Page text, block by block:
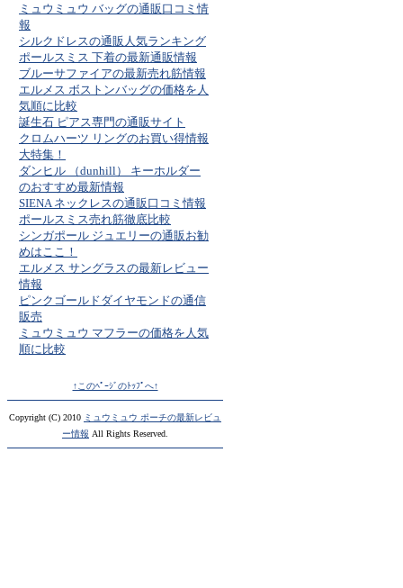
ミュウミュウ バッグの通販口コミ情
報
シルクドレスの通販人気ランキング
ポールスミス 下着の最新通販情報
ブルーサファイアの最新売れ筋情報
エルメス ボストンバッグの価格を人
気順に比較
誕生石 ピアス専門の通販サイト
クロムハーツ リングのお買い得情報
大特集！
ダンヒル （dunhill） キーホルダー
のおすすめ最新情報
SIENA ネックレスの通販口コミ情報
ポールスミス売れ筋徹底比較
シンガポール ジュエリーの通販お勧
めはここ！
エルメス サングラスの最新レビュー
情報
ピンクゴールドダイヤモンドの通信
販売
ミュウミュウ マフラーの価格を人気
順に比較
↑このﾍﾟｰｼﾞのﾄｯﾌﾟへ↑
Copyright (C) 2010 ミュウミュウ ポーチの最新レビュ
ー情報 All Rights Reserved.